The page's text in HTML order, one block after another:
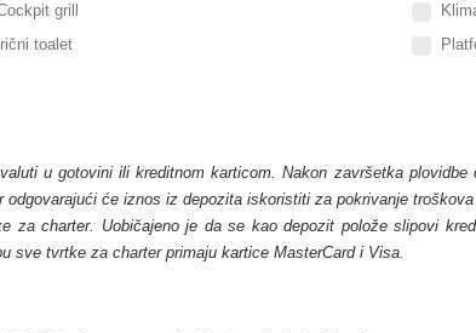
grill
toalet
u gotovini ili kreditnom karticom. Nakon završetka
će iznos iz depozita iskoristiti za pokrivanje
za charter. Uobičajeno je da se kao depozit polože slipovi
sve tvrtke za charter primaju kartice MasterCard i Visa.